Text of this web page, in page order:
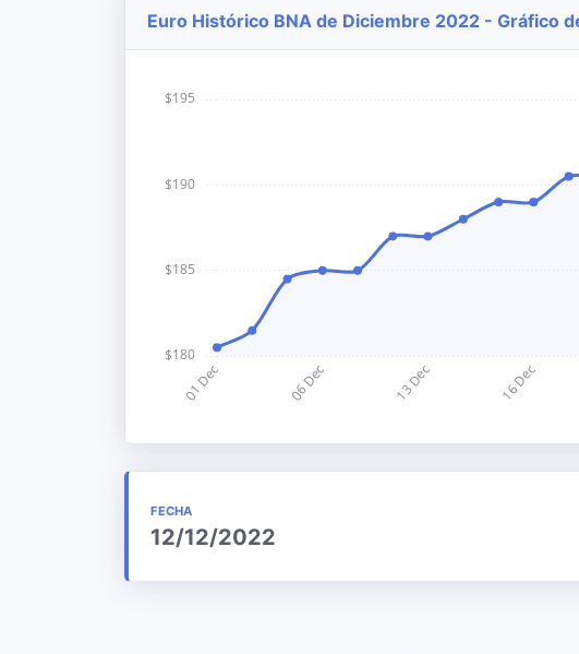
Euro Histórico BNA de Diciembre 2022 - Gráfico
FECHA
12/12/2022